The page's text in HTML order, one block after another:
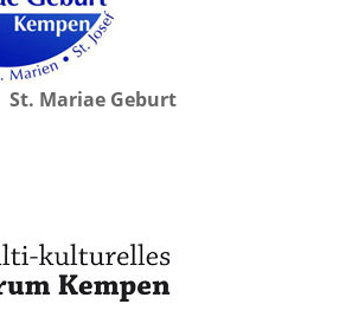
St. Mariae Geburt